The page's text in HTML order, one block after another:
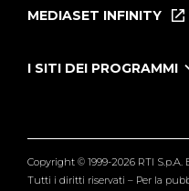
Le Iene Presentano Inside
Tutti i servizi
MEDIASET INFINITY
I SITI DEI PROGRAMMI
Verissimo
Copyright © 1999-2026 RTI S.p.A.
Tutti i diritti riservati – Per la